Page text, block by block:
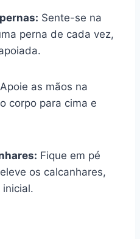
Sente-se na
perna de cada vez,
Apoie as mãos na
corpo para cima e
Fique em pé
os calcanhares,